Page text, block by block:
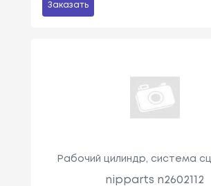
Заказать
Рабочий цилиндр, система
nipparts n2602112